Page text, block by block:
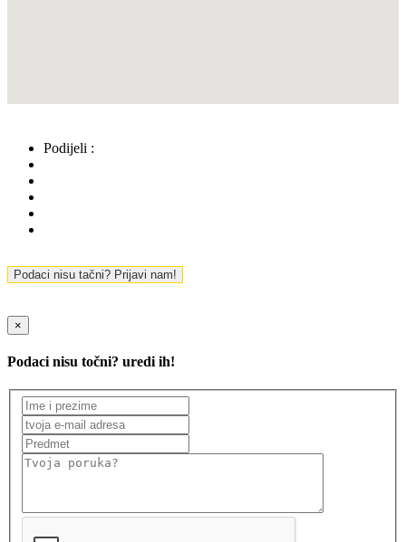
Podijeli :
Podaci nisu tačni? Prijavi nam!
×
Podaci nisu točni? uredi ih!